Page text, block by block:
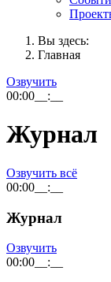
Вы здесь:
Главная
Озвучить
00:00 __:__
Журнал
Озвучить всё
00:00 __:__
Журнал
Озвучить
00:00 __:__